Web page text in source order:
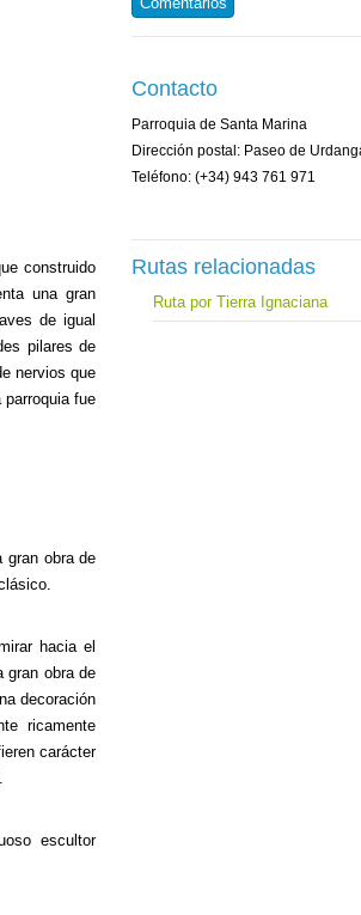
construido
una gran
de igual
pilares de
nervios que
fue
gran obra de
hacia el
gran obra de
decoración
ricamente
carácter
escultor
Contacto
Parroquia de Santa Marina
Dirección postal: Paseo de
Teléfono: (+34) 943 761 971
Rutas relacionadas
Ruta por Tierra Ignaciana